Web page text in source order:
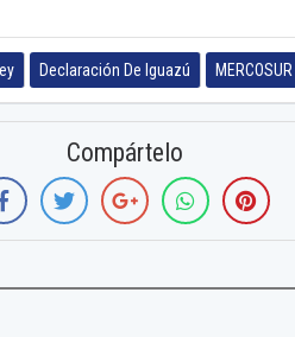
Declaración De Iguazú MERCOSUR
Compártelo